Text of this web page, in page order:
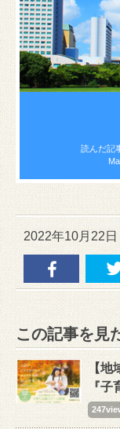
読んだ記
2022年10月22
この記事を見
【
『